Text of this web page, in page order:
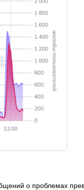
о проблемах